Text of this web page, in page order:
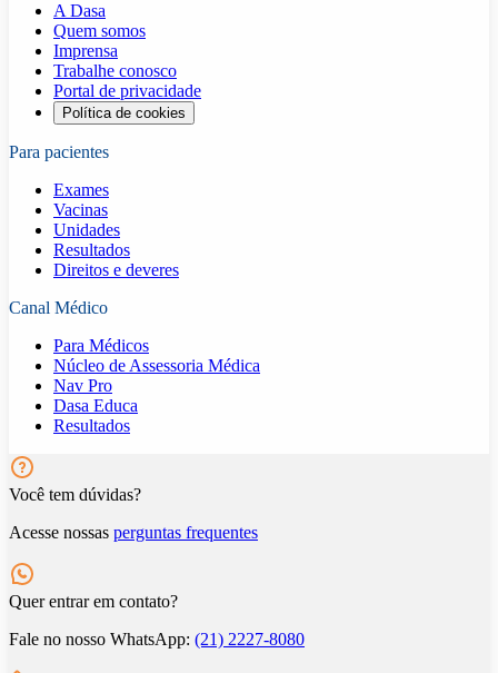
A Dasa
Quem somos
Imprensa
Trabalhe conosco
Portal de privacidade
Política de cookies
Para pacientes
Exames
Vacinas
Unidades
Resultados
Direitos e deveres
Canal Médico
Para Médicos
Núcleo de Assessoria Médica
Nav Pro
Dasa Educa
Resultados
Você tem dúvidas?
Acesse nossas perguntas frequentes
Quer entrar em contato?
Fale no nosso WhatsApp: (21) 2227-8080